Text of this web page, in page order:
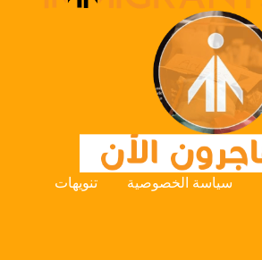
سياسة الخصوصية
تنويهات